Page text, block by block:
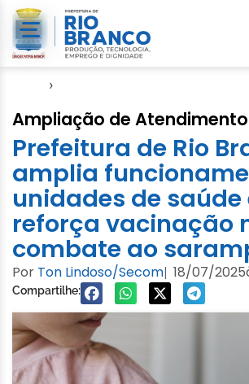
›
Ampliação de
Prefeitura de Rio
amplia
unidades de saúde
reforça vacinação
combate ao
Por Ton Lindoso/Secom| 18/07/2025
Compartilhe: